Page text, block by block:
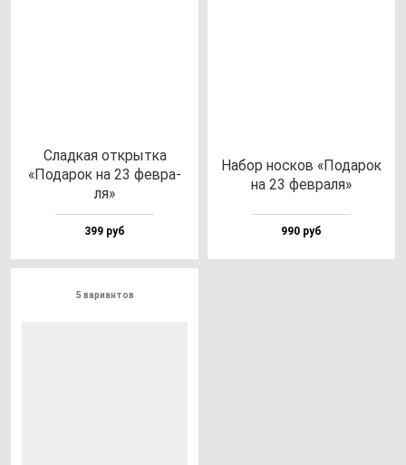
Слад­кая от­крыт­ка
«Пода­рок на 23 фев­ра­
ля»
399 руб
Набор нос­ков «Пода­рок
на 23 фев­ра­ля»
990 руб
5 вариантов